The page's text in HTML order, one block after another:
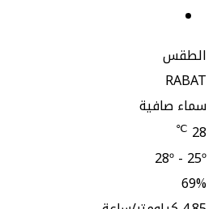
الطقس
RABAT
سماء صافية
28
℃
28º - 25º
69%